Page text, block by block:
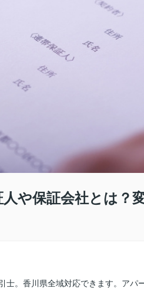
や保証会社とは？
士。香川県全域対応できます。アパ